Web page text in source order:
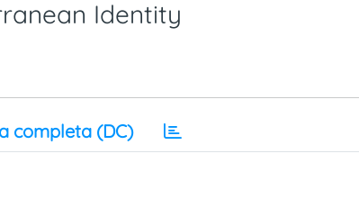
Identity
completa (DC)